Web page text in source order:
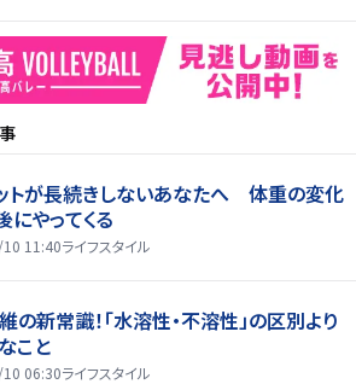
トが長続きしないあなたへ 体重の変化
にやってくる
11:40ライフスタイル
の新常識！「水溶性・不溶性」の区別より
こと
06:30ライフスタイル